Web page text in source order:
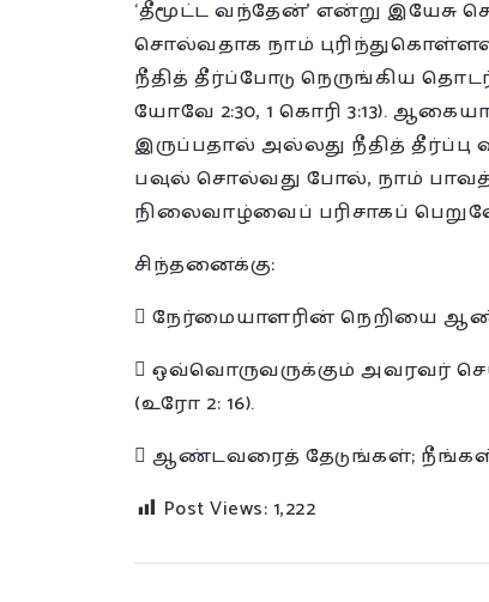
‘தீமூட்ட வந்தேன்’ என்று இயேசு
சொல்வதாக நாம்
நீதித் தீர்ப்போடு நெருங்கிய
யோவே 2:30, 1 கொரி 3:13).
இருப்பதால் அல்லது நீதித்
பவுல் சொல்வது போல், நாம்
நிலைவாழ்வைப் பரிசாகப்
சிந்தனைக்கு:
 நேர்மையாளரின் நெறியை
 ஒவ்வொருவருக்கும் அவரவர்
(உரோ 2: 16).
 ஆண்டவரைத் தேடுங்கள்;
Post Views:1,222